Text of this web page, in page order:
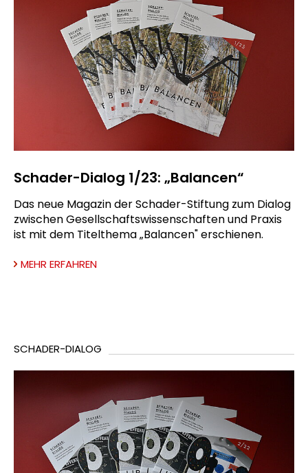
Schader-Dialog 1/23: „Balancen“
Das neue Magazin der Schader-Stiftung zum Dialog
zwischen Gesellschaftswissenschaften und Praxis
ist mit dem Titelthema „Balancen" erschienen.
MEHR ERFAHREN
SCHADER-DIALOG